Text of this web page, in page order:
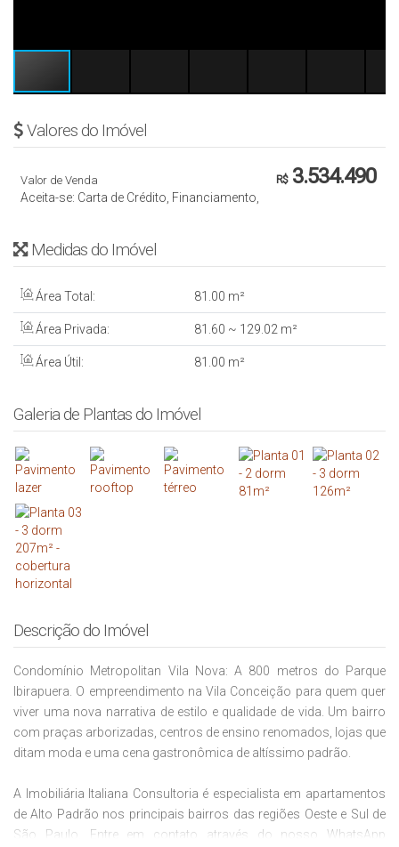
Valores do Imóvel
R$3.534.490
Valor de Venda
Aceita-se: Carta de Crédito, Financiamento,
Medidas do Imóvel
Área Total: 81 .00 m²
Área Privada: 81 .60 ~ 129.02 m²
Área Útil: 81 .00 m²
Galeria de Plantas do Imóvel
Descrição do Imóvel
Condomínio Metropolitan Vila Nova: A 800 metros do Parque
Ibirapuera. O empreendimento na Vila Conceição para quem quer
viver uma nova narrativa de estilo e qualidade de vida. Um bairro
com praças arborizadas, centros de ensino renomados, lojas que
ditam moda e uma cena gastronômica de altíssimo padrão.
A Imobiliária Italiana Consultoria é especialista em apartamentos
de Alto Padrão nos principais bairros das regiões Oeste e Sul de
São Paulo. Entre em contato através do nosso WhatsApp